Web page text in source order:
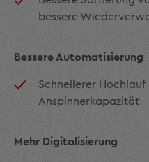
bessere
Bessere Automatisierung
Schnellerer Hochlauf
Anspinnerkapazität
Mehr Digitalisierung